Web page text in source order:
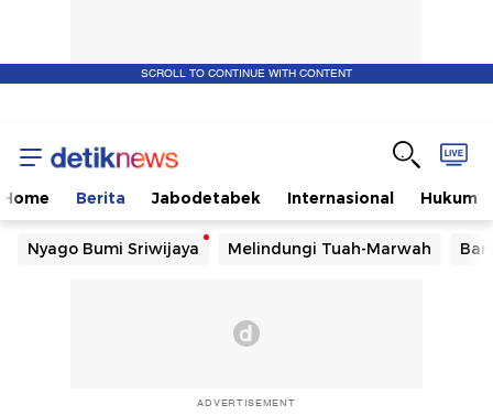
SCROLL TO CONTINUE WITH CONTENT
Home Berita Jabodetabek Internasional Hukum
Nyago Bumi Sriwijaya Melindungi Tuah-Marwah
ADVERTISEMENT